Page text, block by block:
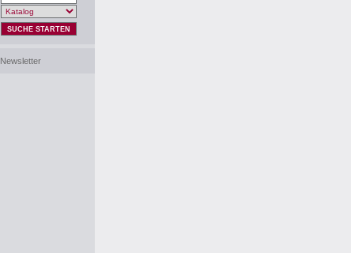
SUCHE STARTEN
Newsletter